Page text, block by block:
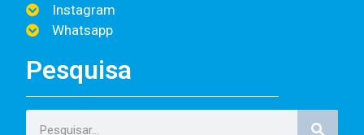
Instagram
Whatsapp
Pesquisa